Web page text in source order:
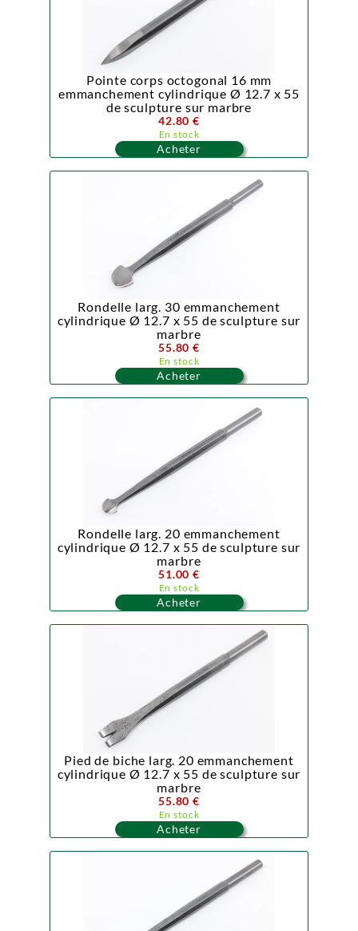
Pointe corps octogonal 16 mm
emmanchement cylindrique Ø 12.7 x 55
de sculpture sur marbre
42.80 €
En stock
Acheter
Rondelle larg. 30 emmanchement
cylindrique Ø 12.7 x 55 de sculpture sur
marbre
55.80 €
En stock
Acheter
Rondelle larg. 20 emmanchement
cylindrique Ø 12.7 x 55 de sculpture sur
marbre
51.00 €
En stock
Acheter
Pied de biche larg. 20 emmanchement
cylindrique Ø 12.7 x 55 de sculpture sur
marbre
55.80 €
En stock
Acheter